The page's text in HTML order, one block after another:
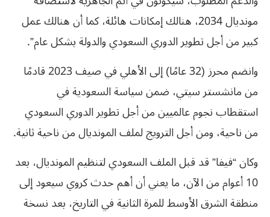
مونديال 2034، هنالك إمكانات هائلة، كما أن هنالك عمل
كبير من أجل تطوير الدوري السعودي والدولة بشكل عام”.
وانضم محرز (32 عامًا) إلى الأهلي في صيف 2023 قادمًا
من مانشستر سيتي، ضمن سياسة السعودية في
استقطاب نجوم عالميين من أجل تطوير الدوري السعودي
من ناحية، ومن أجل الترويج لملف المونديال من ناحية ثانية.
وكان “فيفا” قد قبل الملف السعودي لتنظيم المونديال، بعد
10 أعوام من الآن، ما يعني أن أهم حدث كروي سيعود إلى
منطقة الشرق الأوسط للمرة الثانية في التاريخ، بعد نسخة